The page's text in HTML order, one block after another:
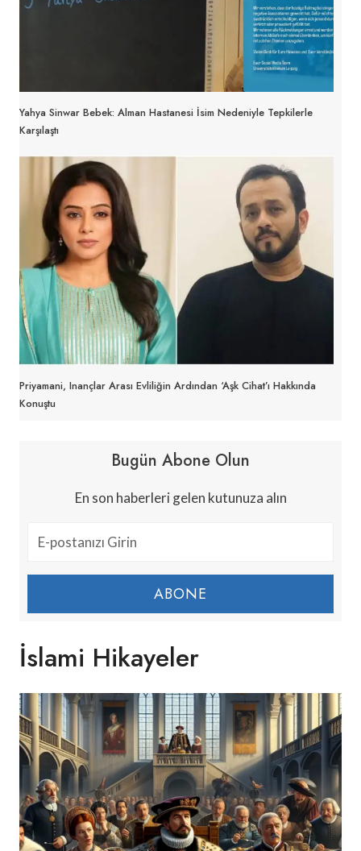
Yahya Sinwar Bebek: Alman Hastanesi İsim Nedeniyle Tepkilerle
Karşılaştı
Priyamani, Inançlar Arası Evliliğin Ardından ‘aşk Cihat’ı Hakkında
Konuştu
Bugün Abone Olun
En son haberleri gelen kutunuza alın
ABONE
İslami Hikayeler